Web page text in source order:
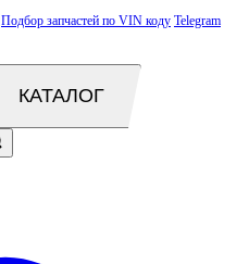
Подбор запчастей по VIN коду Telegram
КАТАЛОГ